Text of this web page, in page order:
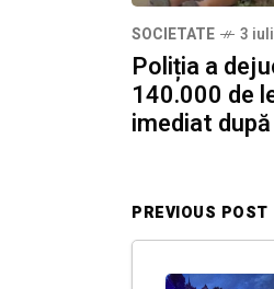
SOCIETATE 3
Poliția a
140.000 de
imediat
PREVIOUS POST